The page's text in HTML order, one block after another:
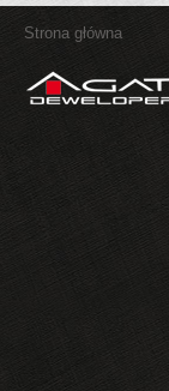
Strona główna